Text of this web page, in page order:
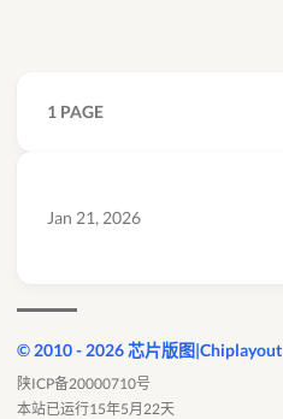
1 PAGE
Jan 21, 2026
© 2010 - 2026 芯片版图|Chiplayout
陕ICP备20000710号
本站已运行15年5月22天